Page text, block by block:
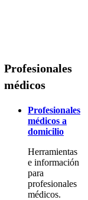
Profesionales
médicos
Profesionales
médicos a
domicilio
Herramientas
e información
para
profesionales
médicos.